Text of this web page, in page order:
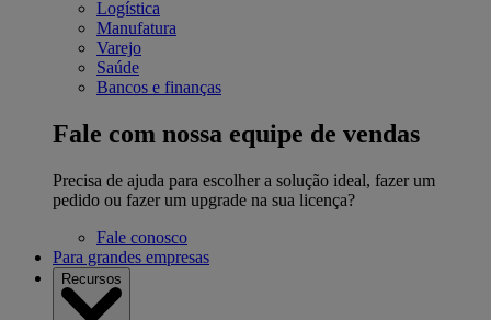
Logística
Manufatura
Varejo
Saúde
Bancos e finanças
Fale com nossa equipe de vendas
Precisa de ajuda para escolher a solução ideal, fazer um
pedido ou fazer um upgrade na sua licença?
Fale conosco
Para grandes empresas
Recursos